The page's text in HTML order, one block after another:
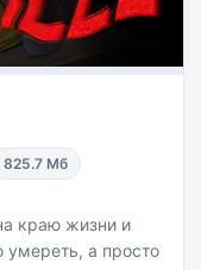
825.7 Мб
краю жизни и
умереть, а просто